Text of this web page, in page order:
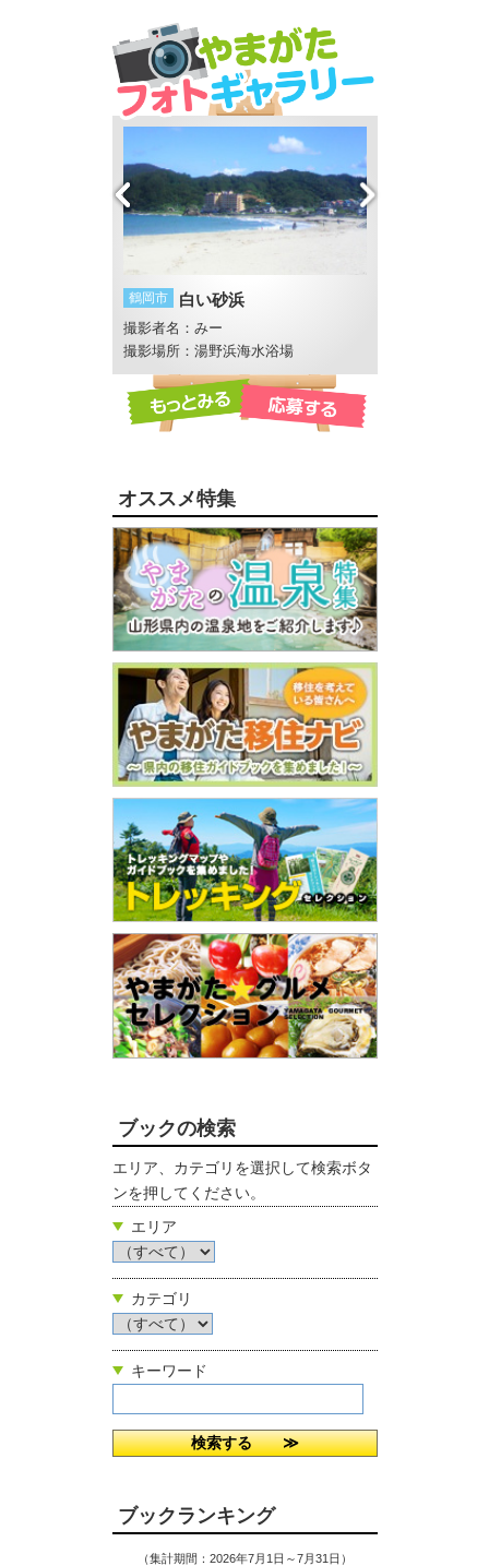
鶴岡市 白い砂浜
撮影者名：みー
撮影場所：湯野浜海水浴場
オススメ特集
ブックの検索
エリア、カテゴリを選択して検索ボタ
ンを押してください。
エリア
カテゴリ
キーワード
ブックランキング
（集計期間：2026年7月1日～7月31日）